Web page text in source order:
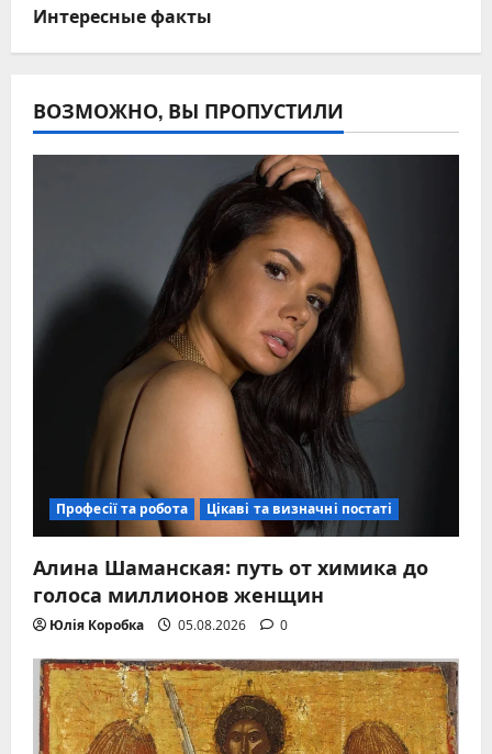
Интересные факты
ВОЗМОЖНО, ВЫ ПРОПУСТИЛИ
Професії та робота Цікаві та визначні постаті
Алина Шаманская: путь от химика до
голоса миллионов женщин
Юлія Коробка 05.08.2026 0